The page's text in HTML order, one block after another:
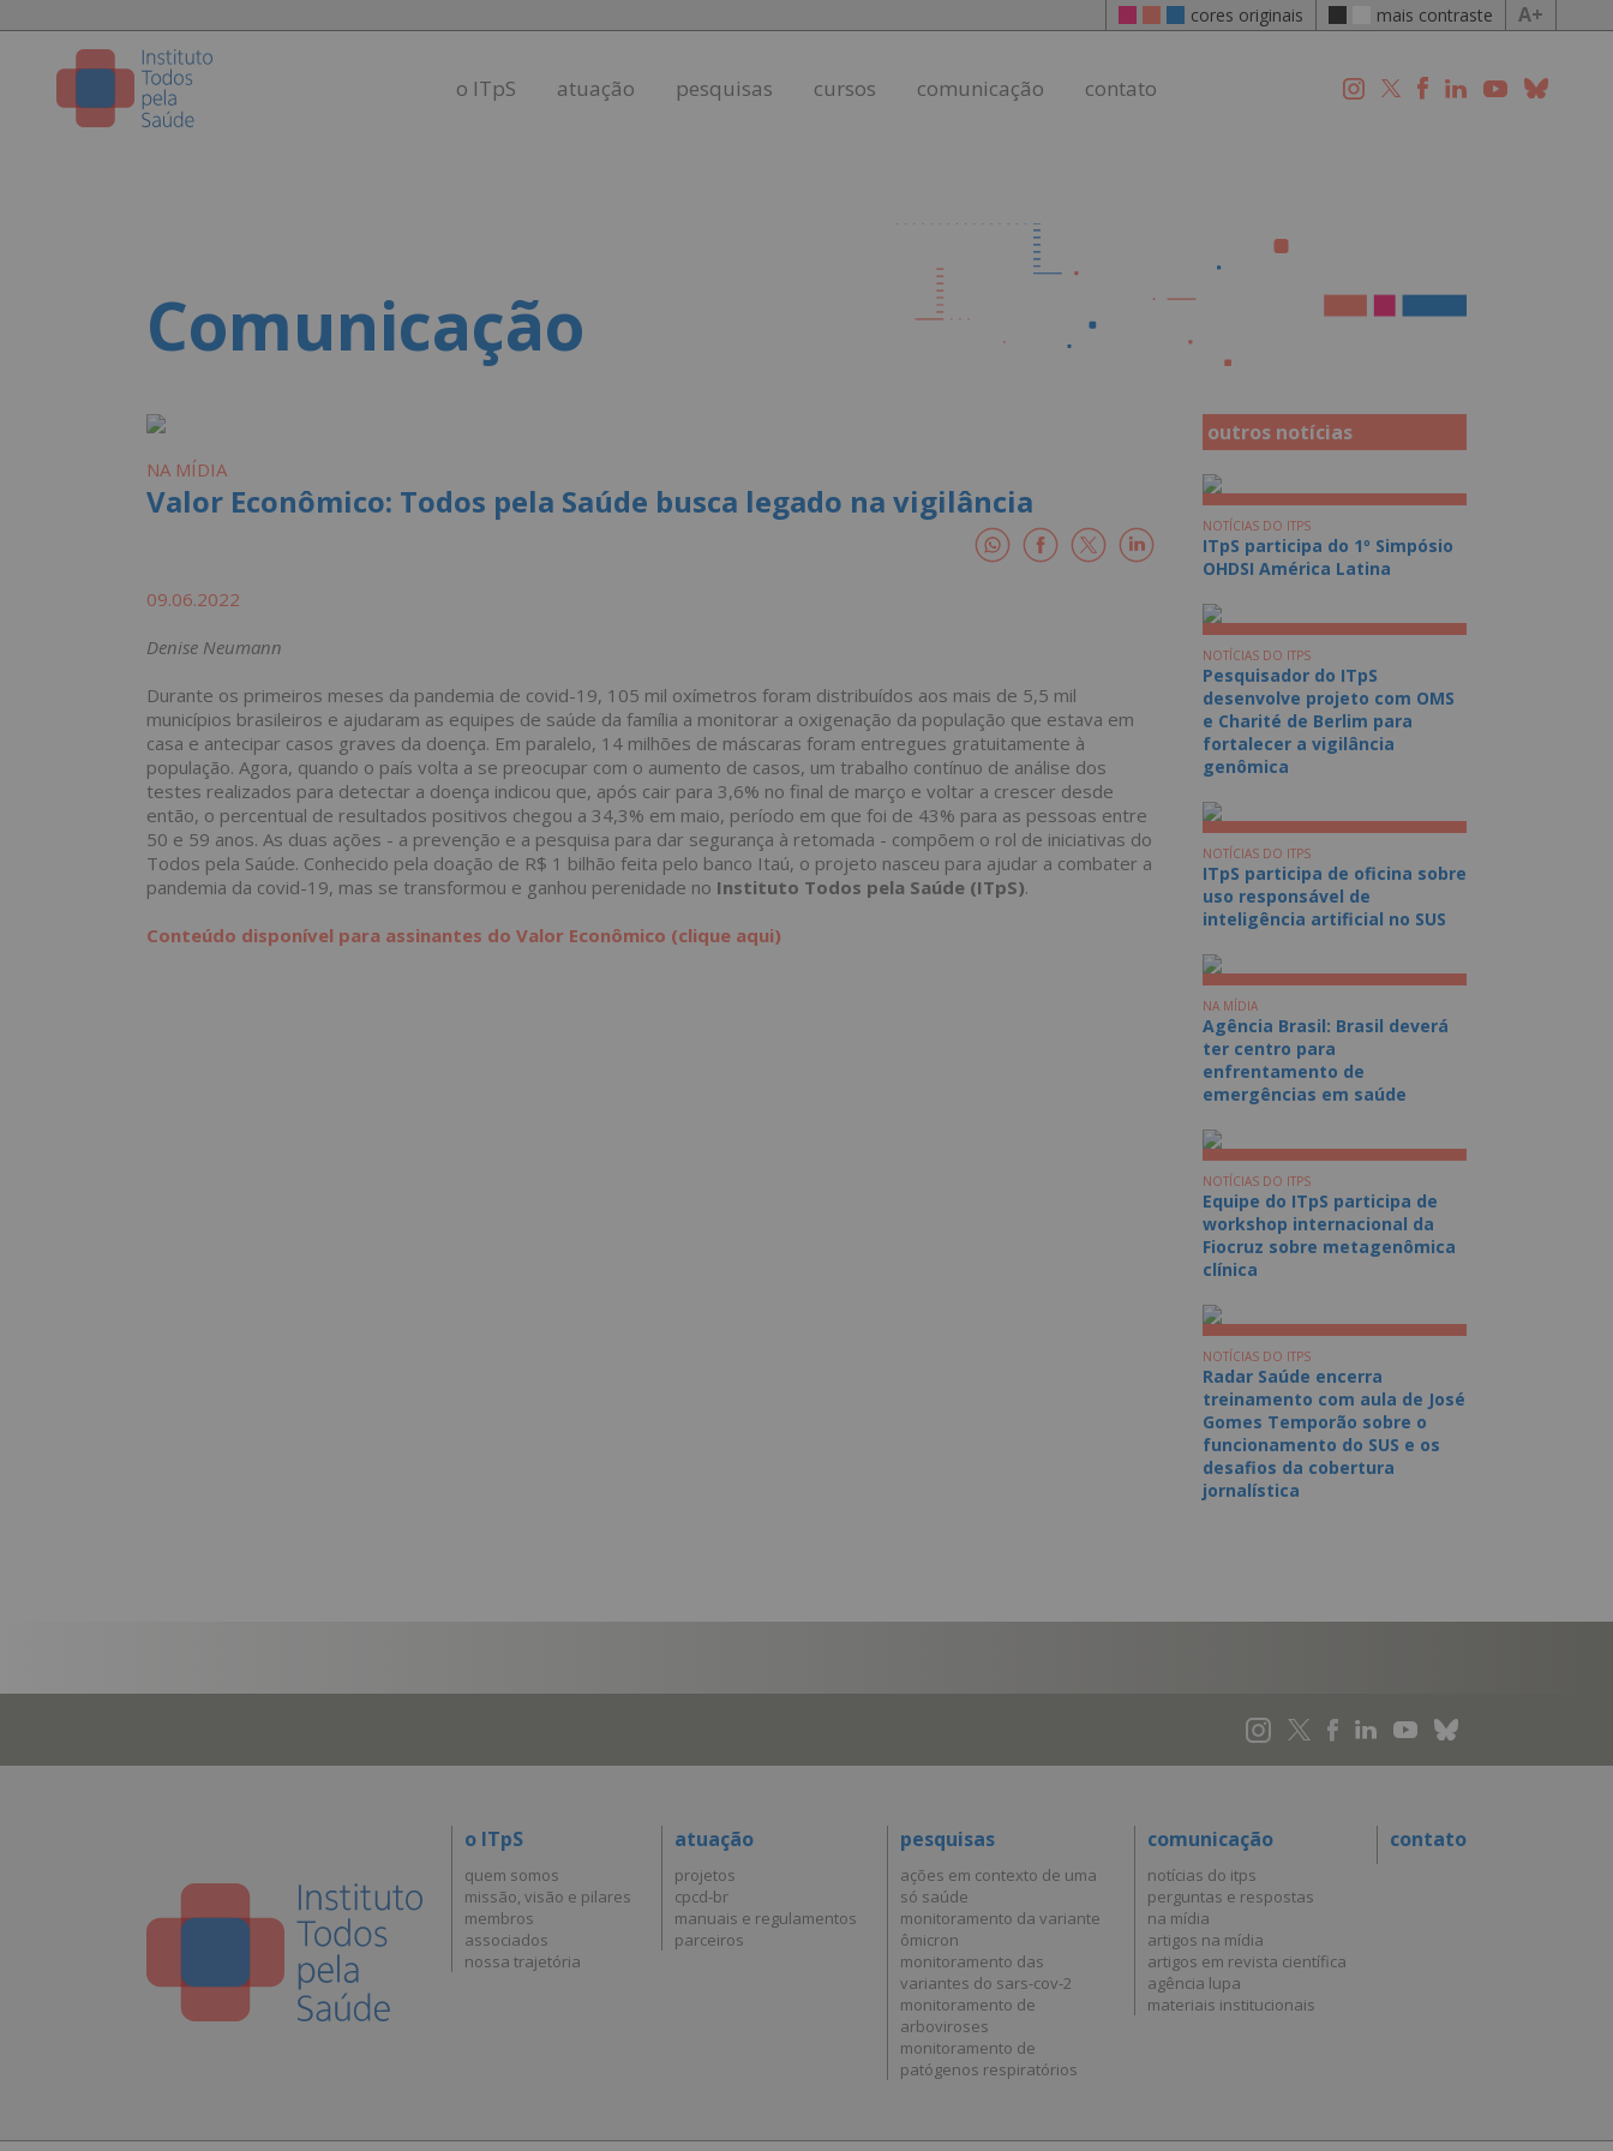
cores originais mais contraste A+
o ITpS atuação pesquisas cursos comunicação contato
Comunicação
NA MÍDIA
Valor Econômico: Todos pela Saúde busca legado na vigilância
09.06.2022
Denise Neumann
Durante os primeiros meses da pandemia de covid-19, 105 mil oxímetros foram distribuídos aos mais de 5,5 mil
municípios brasileiros e ajudaram as equipes de saúde da família a monitorar a oxigenação da população que estava em
casa e antecipar casos graves da doença. Em paralelo, 14 milhões de máscaras foram entregues gratuitamente à
população. Agora, quando o país volta a se preocupar com o aumento de casos, um trabalho contínuo de análise dos
testes realizados para detectar a doença indicou que, após cair para 3,6% no final de março e voltar a crescer desde
então, o percentual de resultados positivos chegou a 34,3% em maio, período em que foi de 43% para as pessoas entre
50 e 59 anos. As duas ações - a prevenção e a pesquisa para dar segurança à retomada - compõem o rol de iniciativas do
Todos pela Saúde. Conhecido pela doação de R$ 1 bilhão feita pelo banco Itaú, o projeto nasceu para ajudar a combater a
pandemia da covid-19, mas se transformou e ganhou perenidade no Instituto Todos pela Saúde (ITpS).
Conteúdo disponível para assinantes do Valor Econômico (clique aqui)
outros notícias
NOTÍCIAS DO ITPS
ITpS participa do 1º Simpósio
OHDSI América Latina
NOTÍCIAS DO ITPS
Pesquisador do ITpS
desenvolve projeto com OMS
e Charité de Berlim para
fortalecer a vigilância
genômica
NOTÍCIAS DO ITPS
ITpS participa de oficina sobre
uso responsável de
inteligência artificial no SUS
NA MÍDIA
Agência Brasil: Brasil deverá
ter centro para
enfrentamento de
emergências em saúde
NOTÍCIAS DO ITPS
Equipe do ITpS participa de
workshop internacional da
Fiocruz sobre metagenômica
clínica
NOTÍCIAS DO ITPS
Radar Saúde encerra
treinamento com aula de José
Gomes Temporão sobre o
funcionamento do SUS e os
desafios da cobertura
jornalística
o ITpS
quem somos
missão, visão e pilares
membros
associados
nossa trajetória
atuação
projetos
cpcd-br
manuais e regulamentos
parceiros
pesquisas
ações em contexto de uma
só saúde
monitoramento da variante
ômicron
monitoramento das
variantes do sars-cov-2
monitoramento de
arboviroses
monitoramento de
patógenos respiratórios
comunicação
notícias do itps
perguntas e respostas
na mídia
artigos na mídia
artigos em revista científica
agência lupa
materiais institucionais
contato